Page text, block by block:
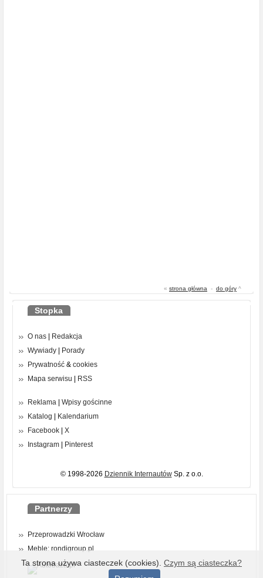
« strona główna - do góry ^
Stopka
O nas | Redakcja
Wywiady | Porady
Prywatność & cookies
Mapa serwisu | RSS
Reklama | Wpisy gościnne
Katalog | Kalendarium
Facebook | X
Instagram | Pinterest
© 1998-2026 Dziennik InternautówSp. z o.o.
Partnerzy
Przeprowadzki Wrocław
Meble: rondigroup.pl
Ta strona używa ciasteczek (cookies). Czym są ciasteczka?